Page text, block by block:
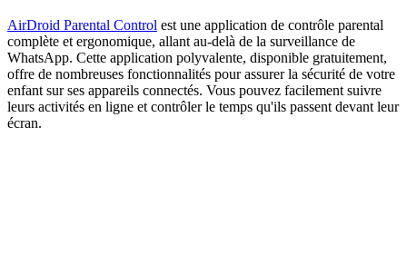
AirDroid Parental Control est une application de contrôle parental
complète et ergonomique, allant au-delà de la surveillance de
WhatsApp. Cette application polyvalente, disponible gratuitement,
offre de nombreuses fonctionnalités pour assurer la sécurité de votre
enfant sur ses appareils connectés. Vous pouvez facilement suivre
leurs activités en ligne et contrôler le temps qu'ils passent devant leur
écran.